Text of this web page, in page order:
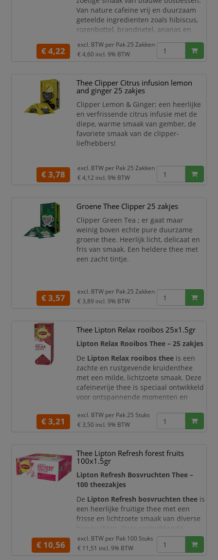
Van nature cafeine vrij en duurzaam
geteelde ingredienten zoals hibiscus,
rozenbottel, brandnetel, ananas en
€ 4,22
excl. BTW per Pak 25 Zakken
€ 4,60 incl. 9% BTW
Thee Clipper Citrus infusion lemon
and ginger 25 zakjes
Clipper Lemon & Ginger; een heerlijke
en verfrissende citrus infusie met de
diepe, warme smaak van gember, de
favoriete smaak van de clipper-
liefhebbers!
€ 3,78
excl. BTW per Pak 25 Zakken
€ 4,12 incl. 9% BTW
Groene Thee Clipper 25 zakjes
Clipper Green Tea ; er gaat maar
weinig boven echte pure duurzame
groene thee. Heerlijk licht, delicaat en
fris van smaak. Een heldere thee met
een zacht tintje.
€ 3,57
excl. BTW per Pak 25 Zakken
€ 3,89 incl. 9% BTW
Thee Lipton Relax rooibos 25x1.5gr
Lipton Relax Rooibos Thee – 25 zakjes
De Lipton Relax rooibos thee is een
zachte en rustgevende kruidenthee
met een milde, lichtzoete smaak. Deze
cafeïnevrije thee is speciaal ontwikkeld
voor ontspannende momenten en
overdag als in de avond.
De zorgvuldig geselecteerde rooibos
smaakbeleving met een natuurlijke
zoetheid. Dankzij de verpakking met 25
theezakjes geniet u altijd van
€ 3,21
excl. BTW per Pak 25 Stuks
€ 3,50 incl. 9% BTW
Thee Lipton Refresh forest fruits
100x1.5gr
Lipton Refresh Bosvruchten Thee –
100 theezakjes
De Lipton Refresh bosvruchten thee is
een heerlijke fruitige thee met een
frisse en lichtzoete smaak van diverse
bosvruchten. Deze verkwikkende
melange zorgt voor een aangename en
toegankelijke thee-ervaring, perfect
€ 10,56
excl. BTW per Pak 100 Stuks
€ 11,51 incl. 9% BTW